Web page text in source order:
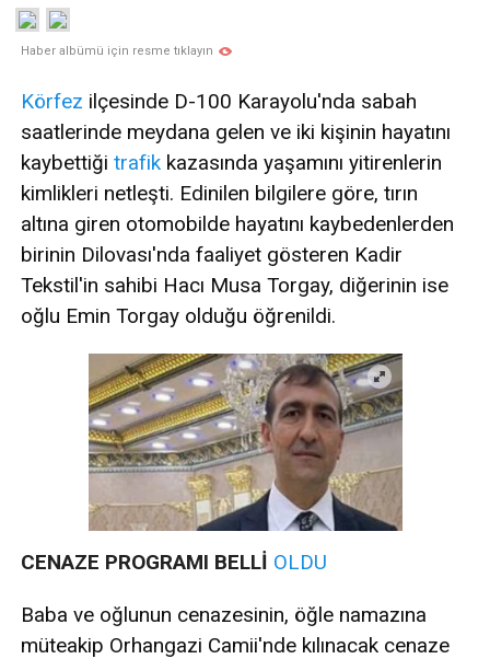
Haber albümü için resme tıklayın
Körfez ilçesinde D-100 Karayolu'nda sabah
saatlerinde meydana gelen ve iki kişinin hayatını
kaybettiği trafik kazasında yaşamını yitirenlerin
kimlikleri netleşti. Edinilen bilgilere göre, tırın
altına giren otomobilde hayatını kaybedenlerden
birinin Dilovası'nda faaliyet gösteren Kadir
Tekstil'in sahibi Hacı Musa Torgay, diğerinin ise
oğlu Emin Torgay olduğu öğrenildi.
CENAZE PROGRAMI BELLİ OLDU
Baba ve oğlunun cenazesinin, öğle namazına
müteakip Orhangazi Camii'nde kılınacak cenaze